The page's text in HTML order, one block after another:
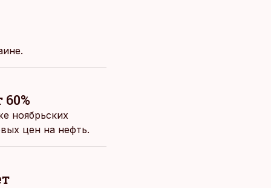
ноябрьских
цен на нефть.